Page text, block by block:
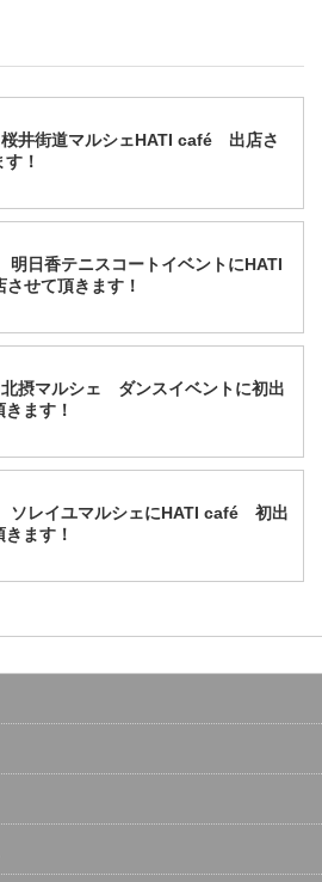
井街道マルシェHATI café 出店さ
！
日香テニスコートイベントにHATI
せて頂きます！
摂マルシェ ダンスイベントに初出
ます！
レイユマルシェにHATI café 初出
ます！